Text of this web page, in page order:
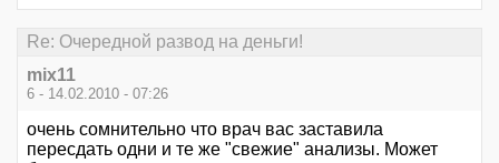
Re: Очередной развод на деньги!
mix11
6 - 14.02.2010 - 07:26
очень сомнительно что врач вас заставила
пересдать одни и те же "свежие" анализы. Может